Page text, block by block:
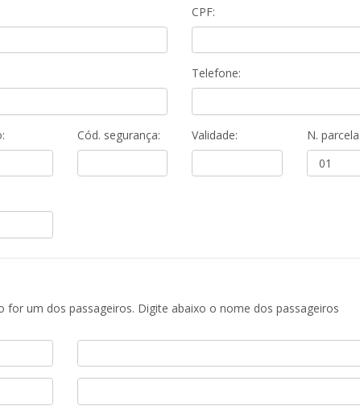
CPF:
Telefone:
Cód. segurança: Validade: N.
um dos passageiros. Digite abaixo o nome dos passageiros